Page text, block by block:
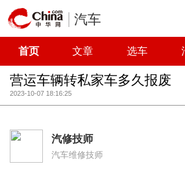
汽车
首页 文章 选车
营运车辆转私家车多久报废
2023-10-07 18:16:25
汽修技师
汽车维修技师